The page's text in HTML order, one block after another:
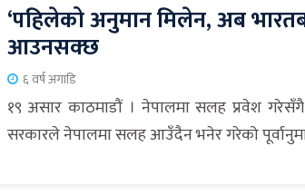
‘पहिलेको अनुमान मिलेन, अब
आउनसक्छ
६ वर्ष अगाडि
१९ असार काठमाडौं । नेपालमा सलह प्रवेश
सरकारले नेपालमा सलह आउँदैन भनेर गरेको